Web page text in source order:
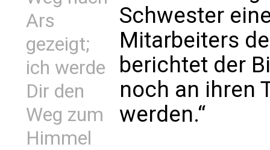
Ars
gezeigt;
ich werde
Dir den
Weg zum
Himmel
Schwester
Mitarbeiters
berichtet der
noch an ihren
werden.“